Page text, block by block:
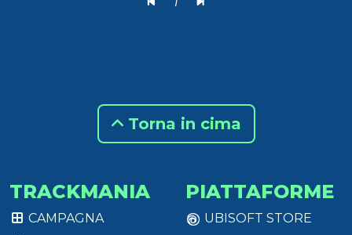
Torna in cima
TRACKMANIA
CAMPAGNA
PIATTAFORME
UBISOFT STORE